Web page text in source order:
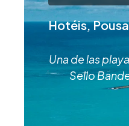
Hotéis,
Una de las
Sello